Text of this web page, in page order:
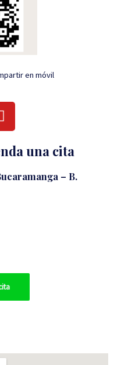
en móvil
Y
o
u
t
b
una cita
– B.